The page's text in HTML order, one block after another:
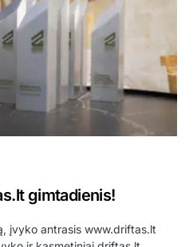
gimtadienis!
įvyko antrasis www.driftas.lt